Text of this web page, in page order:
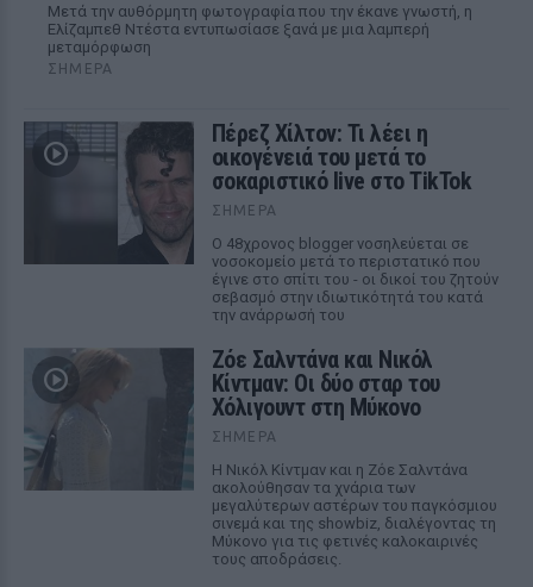
Μετά την αυθόρμητη φωτογραφία που την έκανε γνωστή, η
Ελίζαμπεθ Ντέστα εντυπωσίασε ξανά με μια λαμπερή
μεταμόρφωση
ΣΉΜΕΡΑ
Πέρεζ Χίλτον: Τι λέει η
οικογένειά του μετά το
σοκαριστικό live στο TikTok
ΣΉΜΕΡΑ
Ο 48χρονος blogger νοσηλεύεται σε
νοσοκομείο μετά το περιστατικό που
έγινε στο σπίτι του - οι δικοί του ζητούν
σεβασμό στην ιδιωτικότητά του κατά
την ανάρρωσή του
Ζόε Σαλντάνα και Νικόλ
Κίντμαν: Οι δύο σταρ του
Χόλιγουντ στη Μύκονο
ΣΉΜΕΡΑ
Η Νικόλ Κίντμαν και η Ζόε Σαλντάνα
ακολούθησαν τα χνάρια των
μεγαλύτερων αστέρων του παγκόσμιου
σινεμά και της showbiz, διαλέγοντας τη
Μύκονο για τις φετινές καλοκαιρινές
τους αποδράσεις.